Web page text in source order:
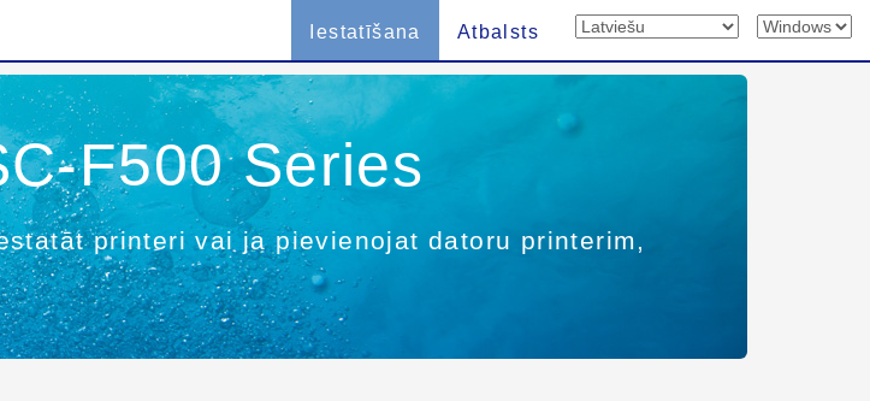
Iestatīšana Atbalsts
F500 Series
printeri vai ja pievienojat datoru printerim,